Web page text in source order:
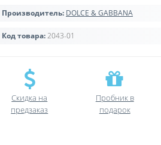
Производитель: DOLCE & GABBANA
Код товара:2043-01
Скидка на
предзаказ
Пробник в
подарок